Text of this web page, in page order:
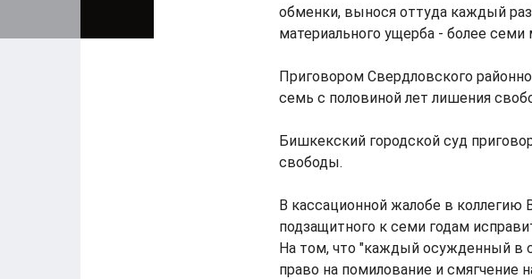
обменки, вынося оттуда каждый
материального ущерба - более
Приговором Свердловского
семь с половиной лет лишения
Бишкекский городской суд
свободы.
В кассационной жалобе в коллегию
подзащитного к семи годам
На том, что "каждый осужденный в
право на помилование и смягчение